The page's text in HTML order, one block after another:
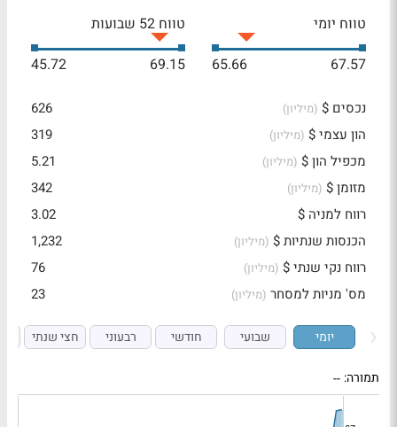
טווח יומי
67.57
65.66
טווח 52 שבועות
69.15
45.72
נכסים $ (מיליון)
626
הון עצמי $ (מיליון)
319
מכפיל הון $ (מיליון)
5.21
מזומן $ (מיליון)
342
רווח למניה $
3.02
הכנסות שנתיות $ (מיליון)
1,232
רווח נקי שנתי $ (מיליון)
76
מס' מניות למסחר (מיליון) 23
יומי שבועי חודשי רבעוני חצי שנתי
תמורה: --